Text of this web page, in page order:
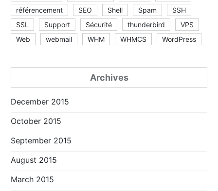
référencement
SEO Shell Spam
SSH
SSL
Support Sécurité thunderbird
VPS
Web
webmail WHM WHMCS WordPress
Archives
December 2015
October 2015
September 2015
August 2015
March 2015